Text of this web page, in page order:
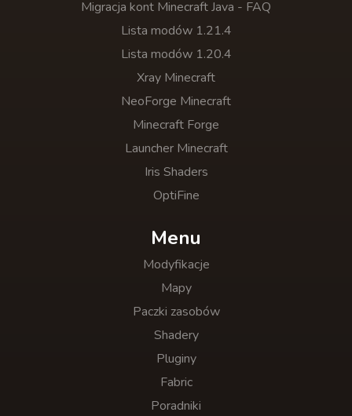
Migracja kont Minecraft Java - FAQ
Lista modów 1.21.4
Lista modów 1.20.4
Xray Minecraft
NeoForge Minecraft
Minecraft Forge
Launcher Minecraft
Iris Shaders
OptiFine
Menu
Modyfikacje
Mapy
Paczki zasobów
Shadery
Pluginy
Fabric
Poradniki